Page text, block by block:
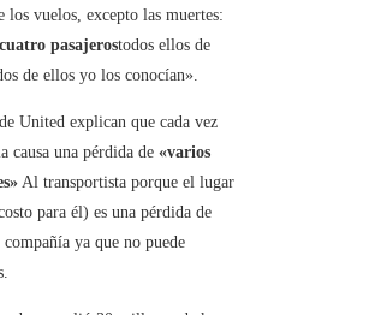
los vuelos, excepto las muertes:
cuatro pasajerostodos ellos de
de ellos yo los conocían».
United explican que cada vez
causa una pérdida de «varios
Al transportista porque el lugar
para él) es una pérdida de
ya que no puede